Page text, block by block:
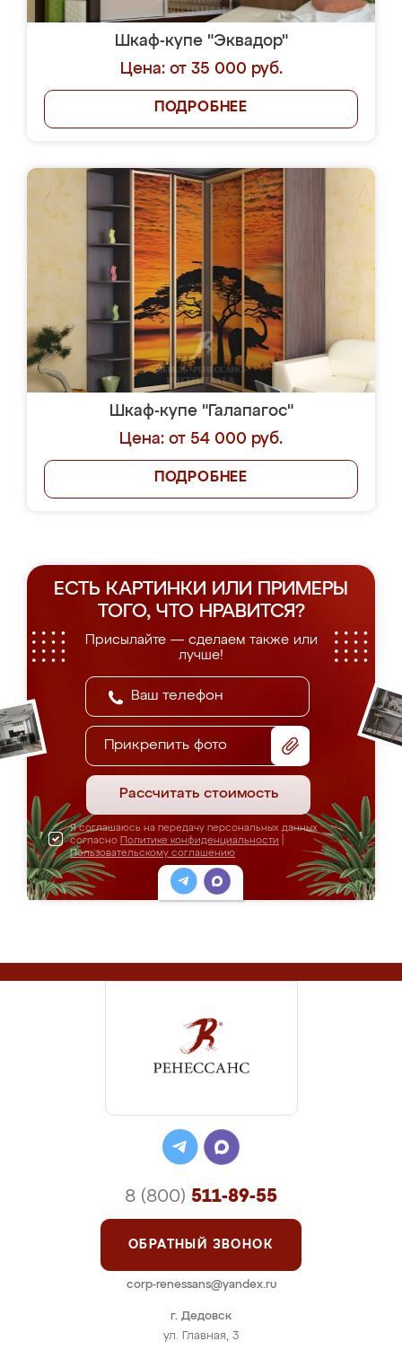
Шкаф-купе "Эквадор"
Цена: от 35 000 руб.
ПОДРОБНЕЕ
Шкаф-купе "Галапагос"
Цена: от 54 000 руб.
ПОДРОБНЕЕ
ЕСТЬ КАРТИНКИ ИЛИ ПРИМЕРЫ
ТОГО, ЧТО НРАВИТСЯ?
Присылайте — сделаем также или
лучше!
Прикрепить фото
Рассчитать стоимость
Я соглашаюсь на передачу персональных данных
согласно Политике конфиденциальности
Пользовательскому соглашению
г. Дедовск
ул. Главная, 3
8 (800) 511-89-55
ОБРАТНЫЙ ЗВОНОК
corp-renessans@yandex.ru